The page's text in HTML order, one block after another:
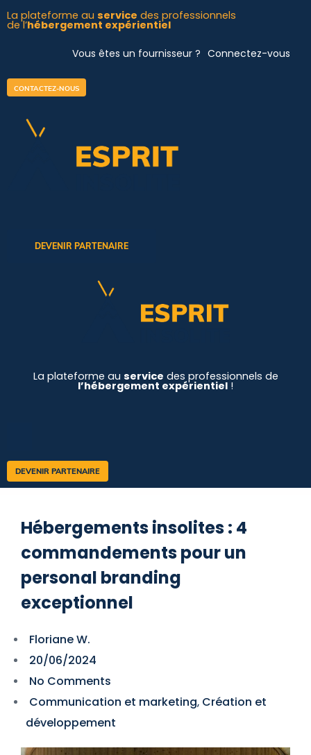
Aller
au
La plateforme au service des professionnels
de l’hébergement expérientiel
Vous êtes un fournisseur ? Connectez-vous
CONTACTEZ-NOUS
DEVENIR PARTENAIRE
La plateforme au service des professionnels de
l’hébergement expérientiel !
DEVENIR PARTENAIRE
Hébergements insolites : 4
commandements pour un
personal branding
exceptionnel
Floriane W.
20/06/2024
No Comments
Communication et marketing, Création et
développement